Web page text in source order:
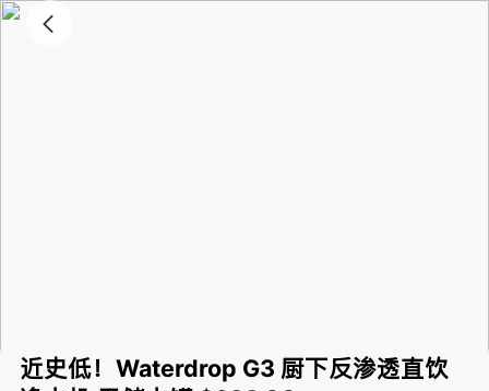
近史低！Waterdrop G3 厨下反渗透直饮